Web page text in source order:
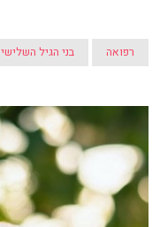
רפואה בני הגיל השלישי